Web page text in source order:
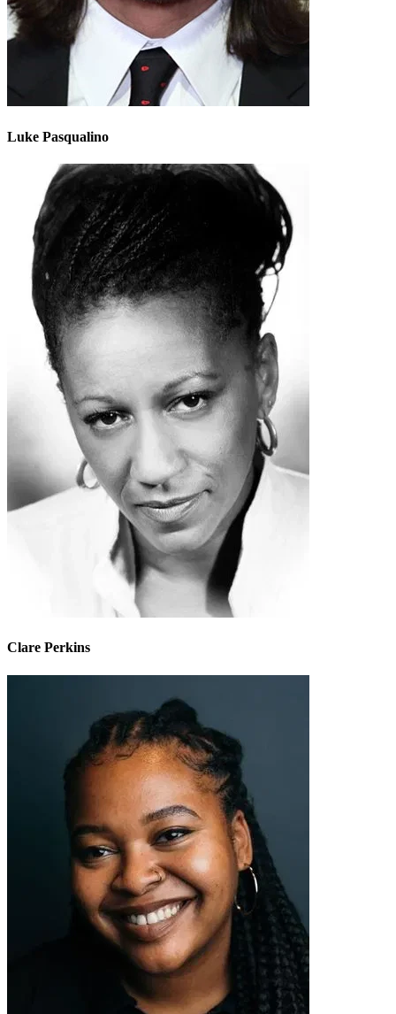
Luke Pasqualino
Clare Perkins